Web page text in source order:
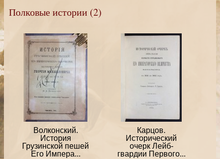
Полковые истории (2)
Волконский.
История
Грузинской пешей
Его Импера...
Карцов.
Исторический
очерк Лейб-
гвардии Первого...